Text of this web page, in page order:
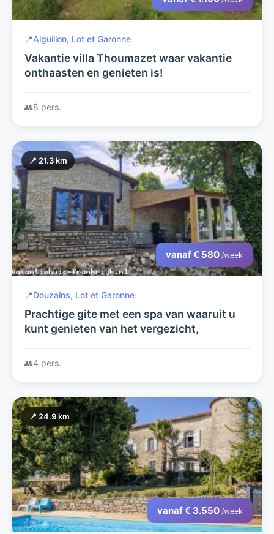
📍Aiguillon, Lot et Garonne
Vakantie villa Thoumazet waar vakantie
onthaasten en genieten is!
👥8 pers.
📍 21.3 km
vanaf € 580 /week
📍Douzains, Lot et Garonne
Prachtige gite met een spa van waaruit u
kunt genieten van het vergezicht,
👥4 pers.
📍 24.9 km
vanaf € 3.550 /week